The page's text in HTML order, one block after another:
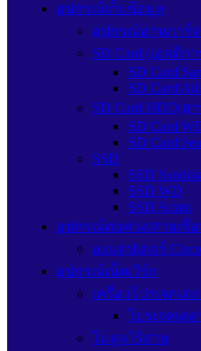
อุปกรณ์เก็บข้อมูล
อุปกรณ์อ่านการ์ด
SD Card (เอสดีก
SD Card
SD Card
SD Card HDD(ฮ
SD Card
SD Card
SSD
SSD
SSD WD
SSD Adata
อุปกรณ์ต่อพ่วง/สายเชื่
อะแดปเตอร์ Cisco
อุปกรณ์เน็ตเวิร์ก
เครื่องโปรเจคเต
โปรเจคเต
โมดูลไร้สาย